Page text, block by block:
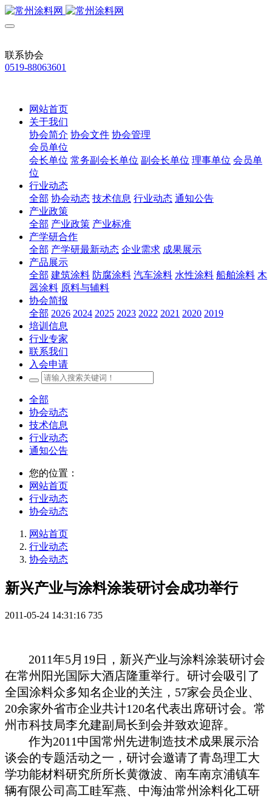
联系协会
0519-88063601
网站首页
关于我们
协会简介 协会文件 协会管理
会员单位
会长单位 常务副会长单位 副会长单位 理事单位 会员单
位
行业动态
全部 协会动态 技术信息 行业动态 通知公告
产业政策
全部 产业政策 产业标准
产学研合作
全部 产学研最新动态 企业需求 成果展示
产品展示
全部 建筑涂料 防腐涂料 汽车涂料 水性涂料 船舶涂料 木
器涂料 原料与辅料
协会简报
全部 2026 2024 2025 2023 2022 2021 2020 2019
培训信息
行业专家
联系我们
入会申请
全部
协会动态
技术信息
行业动态
通知公告
您的位置：
网站首页
行业动态
协会动态
网站首页
行业动态
协会动态
新兴产业与涂料涂装研讨会成功举行
2011-05-24 14:31:16 735
2011年5月 19日
，新兴产业与涂料涂装研讨会
在常州阳光国际大酒店隆重举行。研讨会吸引了
全国涂料众多知名企业的关注， 57家会员企业、
20余家外省市企业共计120名代表出席研讨会。常
州市科技局李允建副局长到会并致欢迎辞。
作为2011中国常州先进制造技术成果展示洽
谈会的专题活动之一， 研讨会邀请了青岛理工大
学功能材料研究所所长黄微波、南车南京浦镇车
辆有限公司高工眭军燕、中海油常州涂料化工研